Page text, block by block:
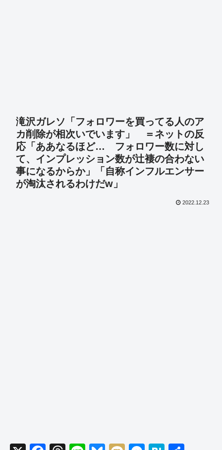
滝沢ガレソ「フォロワーを買ってる人のア
カ削除が相次いでいます」 ＝ネットの反
応「ああなるほど… フォロワー数に対し
て、インプレッション数が辻褄の合わない
事になるからか」「自称インフルエンサー
が淘汰されるわけだw」
2022.12.23